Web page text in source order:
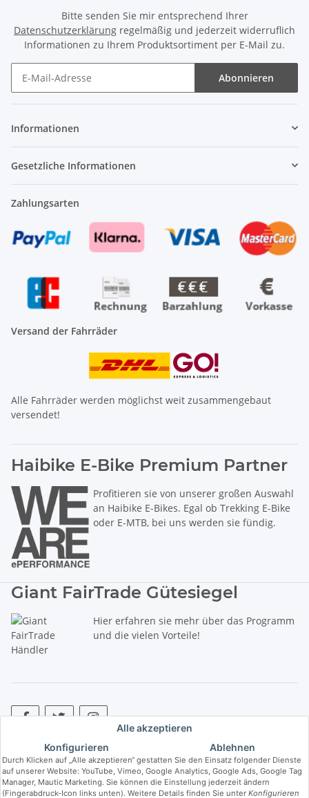
Alle akzeptieren
Konfigurieren
Ablehnen
Durch Klicken auf „Alle akzeptieren“ gestatten Sie den Einsatz folgender Dienste
auf unserer Website: YouTube, Vimeo, Google Analytics, Google Ads, Google Tag
Manager, Mautic Marketing. Sie können die Einstellung jederzeit ändern
(Fingerabdruck-Icon links unten). Weitere Details finden Sie unter Konfigurieren
Bitte senden Sie mir entsprechend Ihrer
Datenschutzerklärung regelmäßig und jederzeit widerruflich
Informationen zu Ihrem Produktsortiment per E-Mail zu.
Abonnieren
Informationen
Gesetzliche Informationen
Zahlungsarten
Versand der Fahrräder
Alle Fahrräder werden möglichst weit zusammengebaut
versendet!
Haibike E-Bike Premium Partner
Profitieren sie von unserer großen Auswahl
an Haibike E-Bikes. Egal ob Trekking E-Bike
oder E-MTB, bei uns werden sie fündig.
Giant FairTrade Gütesiegel
Hier erfahren sie mehr über das Programm
und die vielen Vorteile!
* Alle Preise inkl. gesetzlicher USt., zzgl.
. ** Hierbei handelt es
sich um die unverbindliche Preisempfehlung des Herstellers (kurz UVP).